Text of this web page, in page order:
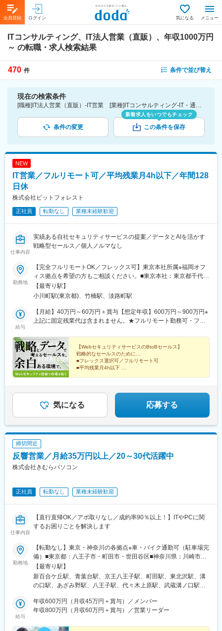
会員登録 ログイン 気になる メニュー
ITコンサルティング、IT法人営業（直販）、年収1000万円
～ の転職・求人検索結果
470 件 条件で並び替え
現在の検索条件
[職種]IT法人営業（直販）-IT営業 [業種]ITコンサルティング-IT・通信業界 [年収]1000万円～
条件の変更
新着求人をいつでもチェック
この条件を保存
NEW
IT営業／フルリモート可／平均残業月4h以下／年間128
日休
株式会社ビットフォレスト
正社員 転勤なし 業種未経験歓迎
仕事内容
実績ある自社セキュリティサービスの提案／データとAIを活かす
戦略型セールス／個人ノルマなし
勤務地
【完全フルリモートOK／フレックス可】東京本社所属※福岡オフ
ィス拠点を希望の方もご相談ください。■東京本社：東京都千代田
区神田錦町◎受動喫煙対策あり：屋内禁煙◎転勤なし
【最寄り駅】
小川町駅(東京都)、竹橋駅、淡路町駅
給与
【月給】40万円～60万円＋賞与【想定年収】600万円～900万円※
上記に固定残業代は含まれません。★フルリモート勤務可・フレ
無理のない働き方を両立できる環境です。
【WebセキュリティサービスのBtoBセールス】
戦略的なセールスのために…
■フレックス選択可／フルリモート可
■平均残業月4h以下
気になる 応募する
締切間近
反響営業／月給35万円以上／20～30代活躍中
株式会社きむらパソコン
正社員 転勤なし 業種未経験歓迎
仕事内容
【直行直帰OK／アポ取りなし／成約率90％以上！】ITやPCに関
するお困りごとを解決します
勤務地
【転勤なし】東京・神奈川の各拠点※車・バイク通勤可（駐車場完
備）■東京都：八王子市・町田市・世田谷区■神奈川県：川崎市・
横浜市・溝の口・あざみ野※各拠点の詳細は「勤務地一覧」をご覧
ください。
【最寄り駅】
新百合ケ丘駅、青葉台駅、京王八王子駅、町田駅、東北沢駅、溝
の口駅、あざみ野駅、八王子駅、代々木上原駅、武蔵溝ノ口駅、
給与
年収600万円（月収45万円＋賞与）／メンバー
年収800万円（月収60万円＋賞与）／営業リーダー